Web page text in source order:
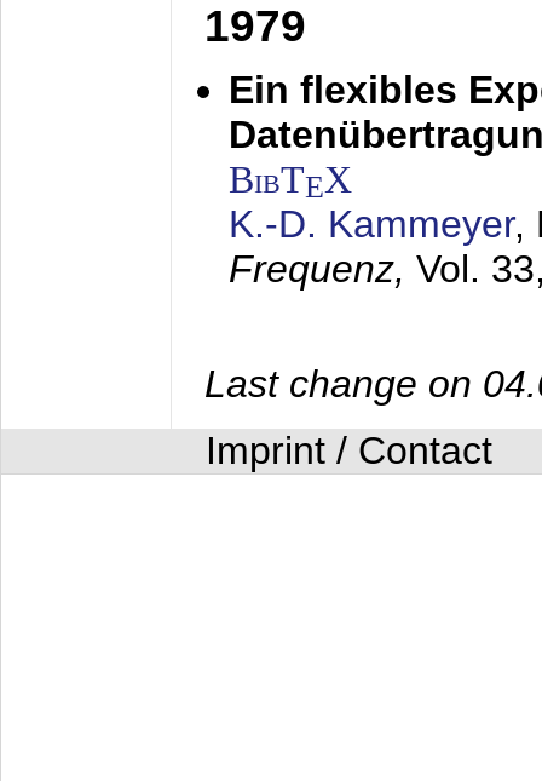
1979
Ein flexibles
BibTEX
K.-D. Kammeyer,
Frequenz, Vol.
Last change on
Imprint / Contact